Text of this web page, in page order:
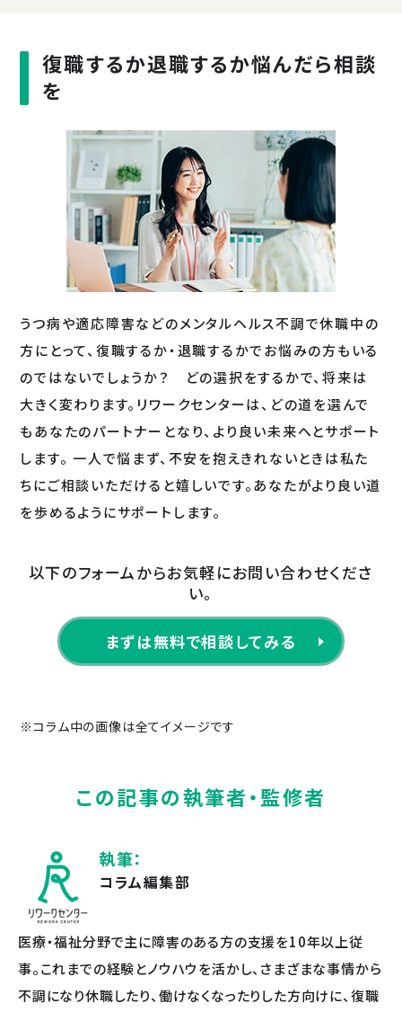
復職するか退職するか悩んだら相談
を
うつ病や適応障害などのメンタルヘルス不調で休職中の
方にとって、復職するか・退職するかでお悩みの方もいる
のではないでしょうか？ どの選択をするかで、将来は
大きく変わります。リワークセンターは、どの道を選んで
もあなたのパートナーとなり、より良い未来へとサポート
します。 一人で悩まず、不安を抱えきれないときは私た
ちにご相談いただけると嬉しいです。あなたがより良い道
を歩めるようにサポートします。
以下のフォームからお気軽にお問い合わせくださ
い。
まずは無料で相談してみる
※コラム中の画像は全てイメージです
この記事の執筆者・監修者
執筆：
コラム編集部
医療・福祉分野で主に障害のある方の支援を10年以上従
事。これまでの経験とノウハウを活かし、さまざまな事情から
不調になり休職したり、働けなくなったりした方向けに、復職